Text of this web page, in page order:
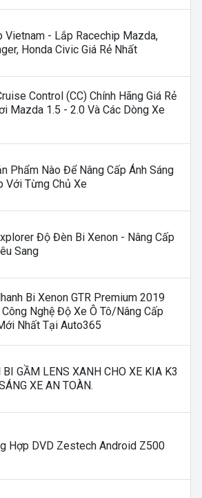
Vietnam - Lắp Racechip Mazda,
Honda Civic Giá Rẻ Nhất
Control (CC) Chính Hãng Giá Rẻ
Mazda 1.5 - 2.0 Và Các Dòng Xe
Phẩm Nào Để Nâng Cấp Ánh Sáng
Với Từng Chủ Xe
Độ Đèn Bi Xenon - Nâng Cấp
Sang
Bi Xenon GTR Premium 2019
Nghệ Độ Xe Ô Tô/nâng Cấp
Nhất Tại Auto365
GẦM LENS XANH CHO XE KIA K3
XE AN TOÀN.
Hợp DVD Zestech Android Z500